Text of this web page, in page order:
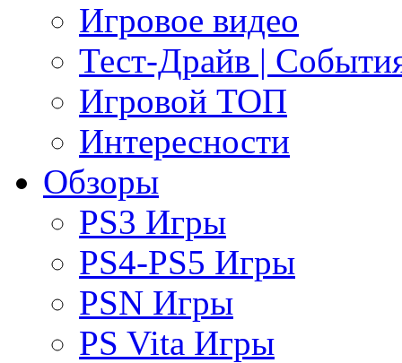
Игровое видео
Тест-Драйв |
Игровой ТОП
Интересности
Обзоры
PS3 Игры
PS4-PS5 Игры
PSN Игры
PS Vita Игры